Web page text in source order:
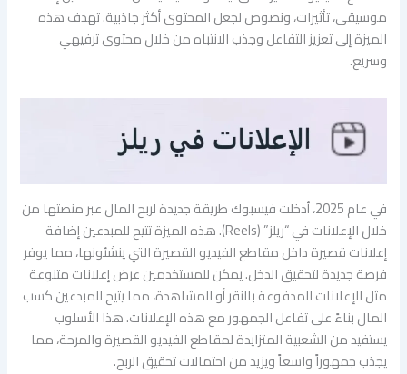
موسيقى، تأثيرات، ونصوص لجعل المحتوى أكثر جاذبية. تهدف هذه
الميزة إلى تعزيز التفاعل وجذب الانتباه من خلال محتوى ترفيهي
وسريع.
في عام 2025، أدخلت فيسبوك طريقة جديدة لربح المال عبر منصتها من
خلال الإعلانات في “ريلز” (Reels). هذه الميزة تتيح للمبدعين إضافة
إعلانات قصيرة داخل مقاطع الفيديو القصيرة التي ينشئونها، مما يوفر
فرصة جديدة لتحقيق الدخل. يمكن للمستخدمين عرض إعلانات متنوعة
مثل الإعلانات المدفوعة بالنقر أو المشاهدة، مما يتيح للمبدعين كسب
المال بناءً على تفاعل الجمهور مع هذه الإعلانات. هذا الأسلوب
يستفيد من الشعبية المتزايدة لمقاطع الفيديو القصيرة والمرحة، مما
يجذب جمهوراً واسعاً ويزيد من احتمالات تحقيق الربح.